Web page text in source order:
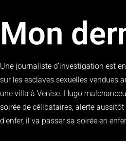
Mon
Une journaliste d’investigation est
sur les esclaves sexuelles vendues
une villa à Venise. Hugo
soirée de célibataires, alerte
d’enfer, il va passer sa soirée en